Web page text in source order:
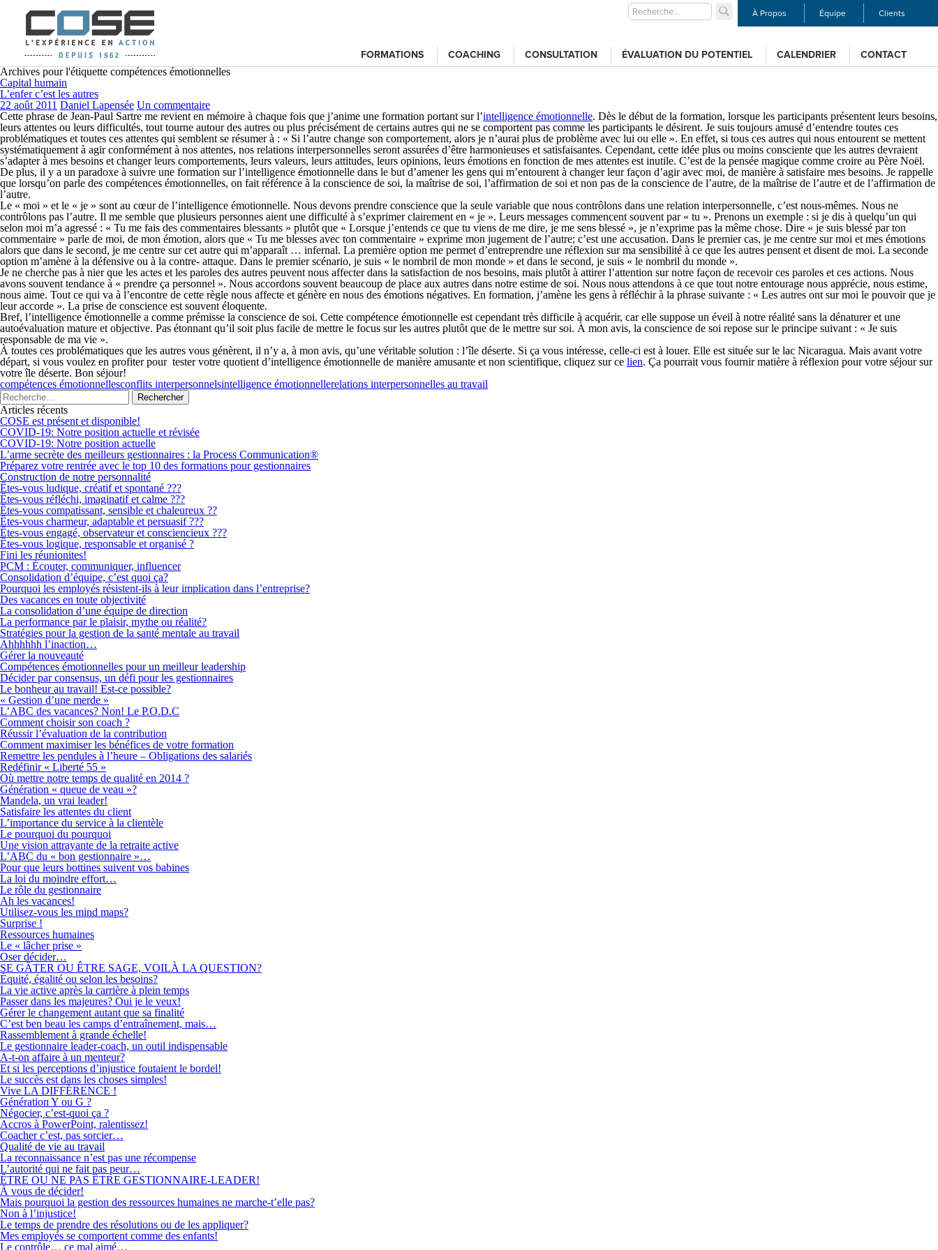
À Propos Équipe Clients
FORMATIONS COACHING CONSULTATION ÉVALUATION DU POTENTIEL CALENDRIER
CONTACT
Archives pour l'étiquette compétences émotionnelles
Capital humain
L’enfer c’est les autres
22 août 2011 Daniel Lapensée Un commentaire
Cette phrase de Jean-Paul Sartre me revient en mémoire à chaque fois que j’anime une formation portant sur l’intelligence émotionnelle. Dès le début de la formation, lorsque les participants présentent leurs besoins,
leurs attentes ou leurs difficultés, tout tourne autour des autres ou plus précisément de certains autres qui ne se comportent pas comme les participants le désirent. Je suis toujours amusé d’entendre toutes ces
problématiques et toutes ces attentes qui semblent se résumer à : « Si l’autre change son comportement, alors je n’aurai plus de problème avec lui ou elle ». En effet, si tous ces autres qui nous entourent se mettent
systématiquement à agir conformément à nos attentes, nos relations interpersonnelles seront assurées d’être harmonieuses et satisfaisantes. Cependant, cette idée plus ou moins consciente que les autres devraient
s’adapter à mes besoins et changer leurs comportements, leurs valeurs, leurs attitudes, leurs opinions, leurs émotions en fonction de mes attentes est inutile. C’est de la pensée magique comme croire au Père Noël.
De plus, il y a un paradoxe à suivre une formation sur l’intelligence émotionnelle dans le but d’amener les gens qui m’entourent à changer leur façon d’agir avec moi, de manière à satisfaire mes besoins. Je rappelle
que lorsqu’on parle des compétences émotionnelles, on fait référence à la conscience de soi, la maîtrise de soi, l’affirmation de soi et non pas de la conscience de l’autre, de la maîtrise de l’autre et de l’affirmation de
l’autre.
Le « moi » et le « je » sont au cœur de l’intelligence émotionnelle. Nous devons prendre conscience que la seule variable que nous contrôlons dans une relation interpersonnelle, c’est nous-mêmes. Nous ne
contrôlons pas l’autre. Il me semble que plusieurs personnes aient une difficulté à s’exprimer clairement en « je ». Leurs messages commencent souvent par « tu ». Prenons un exemple : si je dis à quelqu’un qui
selon moi m’a agressé : « Tu me fais des commentaires blessants » plutôt que « Lorsque j’entends ce que tu viens de me dire, je me sens blessé », je n’exprime pas la même chose. Dire « je suis blessé par ton
commentaire » parle de moi, de mon émotion, alors que « Tu me blesses avec ton commentaire » exprime mon jugement de l’autre; c’est une accusation. Dans le premier cas, je me centre sur moi et mes émotions
alors que dans le second, je me centre sur cet autre qui m’apparaît … infernal. La première option me permet d’entreprendre une réflexion sur ma sensibilité à ce que les autres pensent et disent de moi. La seconde
option m’amène à la défensive ou à la contre- attaque. Dans le premier scénario, je suis « le nombril de mon monde » et dans le second, je suis « le nombril du monde ».
Je ne cherche pas à nier que les actes et les paroles des autres peuvent nous affecter dans la satisfaction de nos besoins, mais plutôt à attirer l’attention sur notre façon de recevoir ces paroles et ces actions. Nous
avons souvent tendance à « prendre ça personnel ». Nous accordons souvent beaucoup de place aux autres dans notre estime de soi. Nous nous attendons à ce que tout notre entourage nous apprécie, nous estime,
nous aime. Tout ce qui va à l’encontre de cette règle nous affecte et génère en nous des émotions négatives. En formation, j’amène les gens à réfléchir à la phrase suivante : « Les autres ont sur moi le pouvoir que je
leur accorde ». La prise de conscience est souvent éloquente.
Bref, l’intelligence émotionnelle a comme prémisse la conscience de soi. Cette compétence émotionnelle est cependant très difficile à acquérir, car elle suppose un éveil à notre réalité sans la dénaturer et une
autoévaluation mature et objective. Pas étonnant qu’il soit plus facile de mettre le focus sur les autres plutôt que de le mettre sur soi. À mon avis, la conscience de soi repose sur le principe suivant : « Je suis
responsable de ma vie ».
À toutes ces problématiques que les autres vous génèrent, il n’y a, à mon avis, qu’une véritable solution : l’île déserte. Si ça vous intéresse, celle-ci est à louer. Elle est située sur le lac Nicaragua. Mais avant votre
départ, si vous voulez en profiter pour tester votre quotient d’intelligence émotionnelle de manière amusante et non scientifique, cliquez sur ce lien. Ça pourrait vous fournir matière à réflexion pour votre séjour sur
votre île déserte. Bon séjour!
compétences émotionnellesconflits interpersonnelsintelligence émotionnellerelations interpersonnelles au travail
Articles récents
COSE est présent et disponible!
COVID-19: Notre position actuelle et révisée
COVID-19: Notre position actuelle
L’arme secrète des meilleurs gestionnaires : la Process Communication®
Préparez votre rentrée avec le top 10 des formations pour gestionnaires
Construction de notre personnalité
Êtes-vous ludique, créatif et spontané ???
Êtes-vous réfléchi, imaginatif et calme ???
Êtes-vous compatissant, sensible et chaleureux ??
Êtes-vous charmeur, adaptable et persuasif ???
Êtes-vous engagé, observateur et consciencieux ???
Êtes-vous logique, responsable et organisé ?
Fini les réunionites!
PCM : Écouter, communiquer, influencer
Consolidation d’équipe, c’est quoi ça?
Pourquoi les employés résistent-ils à leur implication dans l’entreprise?
Des vacances en toute objectivité
La consolidation d’une équipe de direction
La performance par le plaisir, mythe ou réalité?
Stratégies pour la gestion de la santé mentale au travail
Ahhhhhh l’inaction…
Gérer la nouveauté
Compétences émotionnelles pour un meilleur leadership
Décider par consensus, un défi pour les gestionnaires
Le bonheur au travail! Est-ce possible?
« Gestion d’une merde »
L’ABC des vacances? Non! Le P.O.D.C
Comment choisir son coach ?
Réussir l’évaluation de la contribution
Comment maximiser les bénéfices de votre formation
Remettre les pendules à l’heure – Obligations des salariés
Redéfinir « Liberté 55 »
Où mettre notre temps de qualité en 2014 ?
Génération « queue de veau »?
Mandela, un vrai leader!
Satisfaire les attentes du client
L’importance du service à la clientèle
Le pourquoi du pourquoi
Une vision attrayante de la retraite active
L’ABC du « bon gestionnaire »…
Pour que leurs bottines suivent vos babines
La loi du moindre effort…
Le rôle du gestionnaire
Ah les vacances!
Utilisez-vous les mind maps?
Surprise !
Ressources humaines
Le « lâcher prise »
Oser décider…
SE GÂTER OU ÊTRE SAGE, VOILÀ LA QUESTION?
Équité, égalité ou selon les besoins?
La vie active après la carrière à plein temps
Passer dans les majeures? Oui je le veux!
Gérer le changement autant que sa finalité
C’est ben beau les camps d’entraînement, mais…
Rassemblement à grande échelle!
Le gestionnaire leader-coach, un outil indispensable
A-t-on affaire à un menteur?
Et si les perceptions d’injustice foutaient le bordel!
Le succès est dans les choses simples!
Vive LA DIFFÉRENCE !
Génération Y ou G ?
Négocier, c’est-quoi ça ?
Accros à PowerPoint, ralentissez!
Coacher c’est, pas sorcier…
Qualité de vie au travail
La reconnaissance n’est pas une récompense
L’autorité qui ne fait pas peur…
ÊTRE OU NE PAS ÊTRE GESTIONNAIRE-LEADER!
À vous de décider!
Mais pourquoi la gestion des ressources humaines ne marche-t’elle pas?
Non à l’injustice!
Le temps de prendre des résolutions ou de les appliquer?
Mes employés se comportent comme des enfants!
Le contrôle… ce mal aimé…